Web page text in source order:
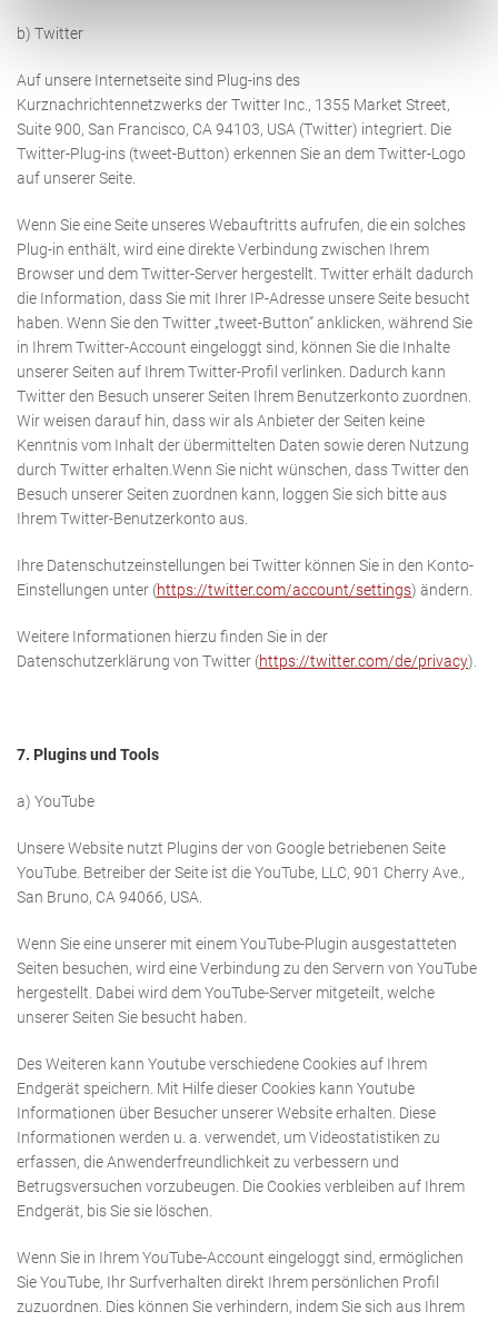
b) Twitter
Auf unsere Internetseite sind Plug-ins des
Kurznachrichtennetzwerks der Twitter Inc., 1355 Market Street,
Suite 900, San Francisco, CA 94103, USA (Twitter) integriert. Die
Twitter-Plug-ins (tweet-Button) erkennen Sie an dem Twitter-Logo
auf unserer Seite.
Wenn Sie eine Seite unseres Webauftritts aufrufen, die ein solches
Plug-in enthält, wird eine direkte Verbindung zwischen Ihrem
Browser und dem Twitter-Server hergestellt. Twitter erhält dadurch
die Information, dass Sie mit Ihrer IP-Adresse unsere Seite besucht
haben. Wenn Sie den Twitter „tweet-Button“ anklicken, während Sie
in Ihrem Twitter-Account eingeloggt sind, können Sie die Inhalte
unserer Seiten auf Ihrem Twitter-Profil verlinken. Dadurch kann
Twitter den Besuch unserer Seiten Ihrem Benutzerkonto zuordnen.
Wir weisen darauf hin, dass wir als Anbieter der Seiten keine
Kenntnis vom Inhalt der übermittelten Daten sowie deren Nutzung
durch Twitter erhalten. Wenn Sie nicht wünschen, dass Twitter den
Besuch unserer Seiten zuordnen kann, loggen Sie sich bitte aus
Ihrem Twitter-Benutzerkonto aus.
Ihre Datenschutzeinstellungen bei Twitter können Sie in den Konto-
Einstellungen unter (https://twitter.com/account/settings) ändern.
Weitere Informationen hierzu finden Sie in der
Datenschutzerklärung von Twitter (https://twitter.com/de/privacy).
7. Plugins und Tools
a) YouTube
Unsere Website nutzt Plugins der von Google betriebenen Seite
YouTube. Betreiber der Seite ist die YouTube, LLC, 901 Cherry Ave.,
San Bruno, CA 94066, USA.
Wenn Sie eine unserer mit einem YouTube-Plugin ausgestatteten
Seiten besuchen, wird eine Verbindung zu den Servern von YouTube
hergestellt. Dabei wird dem YouTube-Server mitgeteilt, welche
unserer Seiten Sie besucht haben.
Des Weiteren kann Youtube verschiedene Cookies auf Ihrem
Endgerät speichern. Mit Hilfe dieser Cookies kann Youtube
Informationen über Besucher unserer Website erhalten. Diese
Informationen werden u. a. verwendet, um Videostatistiken zu
erfassen, die Anwenderfreundlichkeit zu verbessern und
Betrugsversuchen vorzubeugen. Die Cookies verbleiben auf Ihrem
Endgerät, bis Sie sie löschen.
Wenn Sie in Ihrem YouTube-Account eingeloggt sind, ermöglichen
Sie YouTube, Ihr Surfverhalten direkt Ihrem persönlichen Profil
zuzuordnen. Dies können Sie verhindern, indem Sie sich aus Ihrem